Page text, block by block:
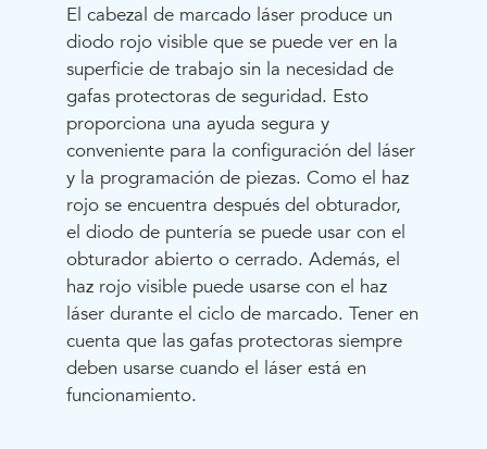
El cabezal de marcado láser produce un
diodo rojo visible que se puede ver en la
superficie de trabajo sin la necesidad de
gafas protectoras de seguridad. Esto
proporciona una ayuda segura y
conveniente para la configuración del láser
y la programación de piezas. Como el haz
rojo se encuentra después del obturador,
el diodo de puntería se puede usar con el
obturador abierto o cerrado. Además, el
haz rojo visible puede usarse con el haz
láser durante el ciclo de marcado. Tener en
cuenta que las gafas protectoras siempre
deben usarse cuando el láser está en
funcionamiento.